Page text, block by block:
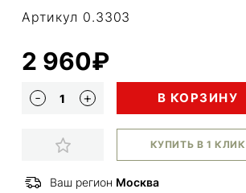
Артикул 0.3303
2 960₽
В КОРЗИНУ
КУПИТЬ В 1 КЛИК
Ваш регион Москва